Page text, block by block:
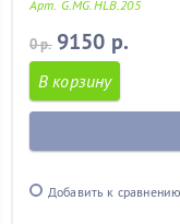
Арт. G.MG.HLB.205
0 р. 9150 р.
В корзину
Добавить к сравнению